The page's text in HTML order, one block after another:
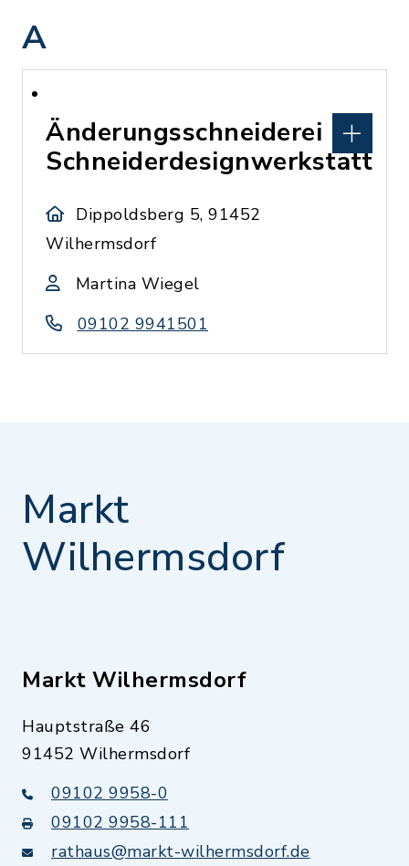
A
Änderungsschneiderei
Schneiderdesignwerkstatt
Dippoldsberg 5, 91452
Wilhermsdorf
Martina Wiegel
09102 9941501
Markt
Wilhermsdorf
Markt Wilhermsdorf
Hauptstraße 46
91452 Wilhermsdorf
09102 9958-0
09102 9958-111
rathaus@markt-wilhermsdorf.de